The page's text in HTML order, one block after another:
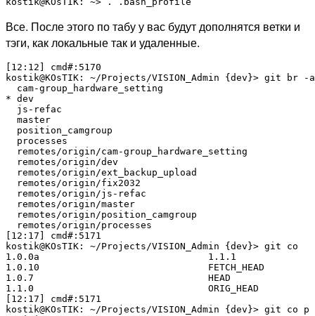
Все. После этого по табу у вас будут дополнятся ветки и
тэги, как локальные так и удаленные.
[12:12] cmd#:5170
kostik@KOsTIK: ~/Projects/VISION_Admin {dev}> git br -a
  cam-group_hardware_setting
* dev
  js-refac
  master
  position_camgroup
  processes
  remotes/origin/cam-group_hardware_setting
  remotes/origin/dev
  remotes/origin/ext_backup_upload
  remotes/origin/fix2032
  remotes/origin/js-refac
  remotes/origin/master
  remotes/origin/position_camgroup
  remotes/origin/processes
[12:17] cmd#:5171
kostik@KOsTIK: ~/Projects/VISION_Admin {dev}> git co
1.0.0a                              1.1.1
1.0.10
1.0.7                               HEAD
1.1.0
[12:17] cmd#:5171
kostik@KOsTIK: ~/Projects/VISION_Admin {dev}> git co p